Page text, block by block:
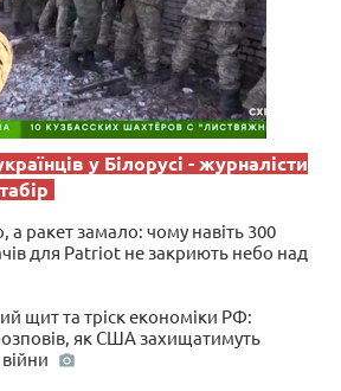
у Білорусі - журналісти
а ракет замало: чому навіть 300
для Patriot не закриють небо над
щит та тріск економіки РФ:
як США захищатимуть